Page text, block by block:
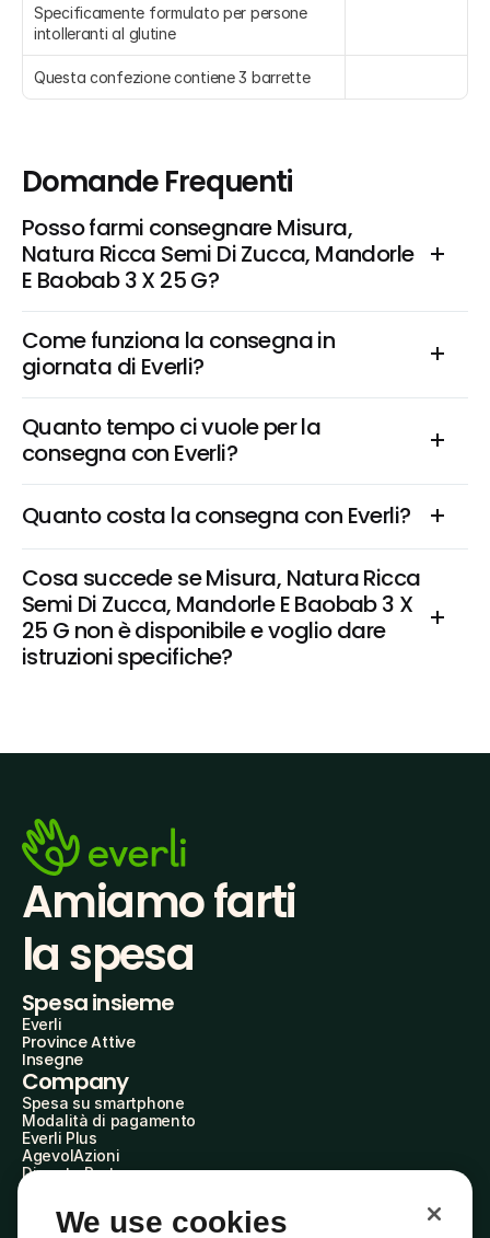
Specificamente formulato per persone
intolleranti al glutine
Questa confezione contiene 3 barrette
Domande Frequenti
Posso farmi consegnare Misura,
Natura Ricca Semi Di Zucca, Mandorle
E Baobab 3 X 25 G?
Come funziona la consegna in
giornata di Everli?
Quanto tempo ci vuole per la
consegna con Everli?
Quanto costa la consegna con Everli?
Cosa succede se Misura, Natura Ricca
Semi Di Zucca, Mandorle E Baobab 3 X
25 G non è disponibile e voglio dare
istruzioni specifiche?
Amiamo farti
la spesa
Spesa insieme
Everli
Province Attive
Insegne
Company
Spesa su smartphone
Modalità di pagamento
Everli Plus
AgevolAzioni
Diventa Partner
Everli Shoppers
About Us
We use cookies